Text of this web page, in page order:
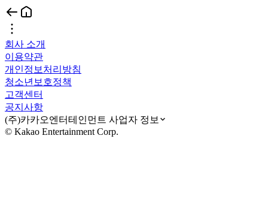
회사 소개
이용약관
개인정보처리방침
청소년보호정책
고객센터
공지사항
(주)카카오엔터테인먼트 사업자 정보
© Kakao Entertainment Corp.